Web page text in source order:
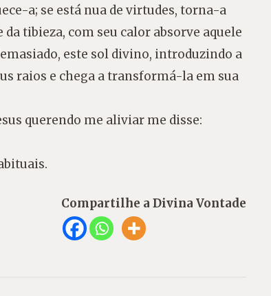
a; se está nua de virtudes, torna-a
tibieza, com seu calor absorve aquele
este sol divino, introduzindo a
raios e chega a transformá-la em sua
querendo me aliviar me disse:
Compartilhe a Divina Vontade